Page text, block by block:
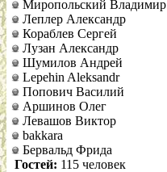
Миропольский Владимир
Леплер Александр
Кораблев Сергей
Лузан Александр
Шумилов Андрей
Lepehin Aleksandr
Попович Василий
Аршинов Олег
Левашов Виктор
bakkara
Бервальд Фрида
Гостей: 115 человек